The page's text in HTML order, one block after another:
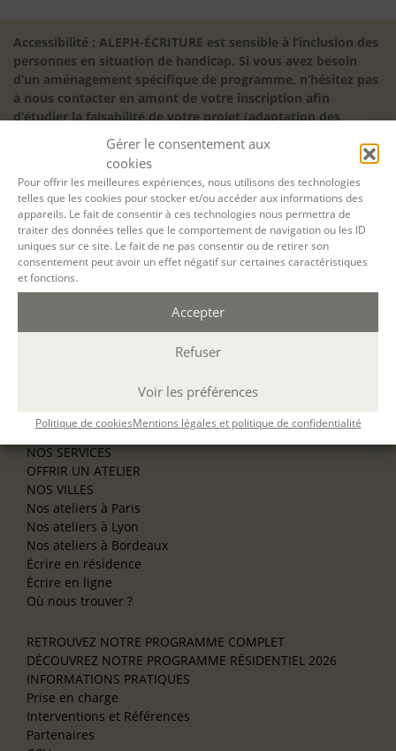
Gérer le consentement aux
cookies
Pour offrir les meilleures expériences, nous utilisons des technologies
telles que les cookies pour stocker et/ou accéder aux informations des
appareils. Le fait de consentir à ces technologies nous permettra de
traiter des données telles que le comportement de navigation ou les ID
uniques sur ce site. Le fait de ne pas consentir ou de retirer son
consentement peut avoir un effet négatif sur certaines caractéristiques
et fonctions.
Accepter
Refuser
Voir les préférences
Politique de cookiesMentions légales et politique de confidentialité
Accessibilité : ALEPH-ÉCRITURE est sensible à l’inclusion des
personnes en situation de handicap. Si vous avez besoin
d’un aménagement spécifique de programme, n’hésitez pas
à nous contacter en amont de votre inscription afin
d’étudier la faisabilité de votre projet (adaptation des
supports, accessibilité de nos salles).
Sauf mention contraire, il n’y a pas de modalité d’accès et les
inscriptions à nos activités sont ouvertes jusqu’au dernier
jour ouvré précédant l’ouverture, dans la limite des places
disponibles. Si vous souhaitez faire prendre en charge votre
formation (Afdas, France Travail…), la demande d’inscription
est à effectuer au plus tard un mois avant le début de la
formation.
L’école d’écriture
La fabrique du manuscrit
Se former à la biographie
NOS SERVICES
OFFRIR UN ATELIER
NOS VILLES
Nos ateliers à Paris
Nos ateliers à Lyon
Nos ateliers à Bordeaux
Écrire en résidence
Écrire en ligne
Où nous trouver ?
RETROUVEZ NOTRE PROGRAMME COMPLET
DÉCOUVREZ NOTRE PROGRAMME RÉSIDENTIEL 2026
INFORMATIONS PRATIQUES
Prise en charge
Interventions et Références
Partenaires